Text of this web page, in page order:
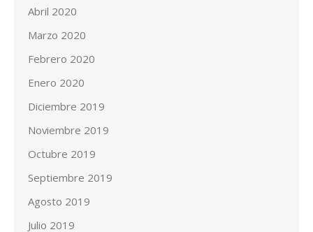
Abril 2020
Marzo 2020
Febrero 2020
Enero 2020
Diciembre 2019
Noviembre 2019
Octubre 2019
Septiembre 2019
Agosto 2019
Julio 2019